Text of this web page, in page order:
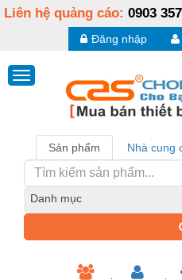
Liên hệ quảng cáo: 0903
Đăng nhập
Sản phẩm Nhà cung
Danh mục